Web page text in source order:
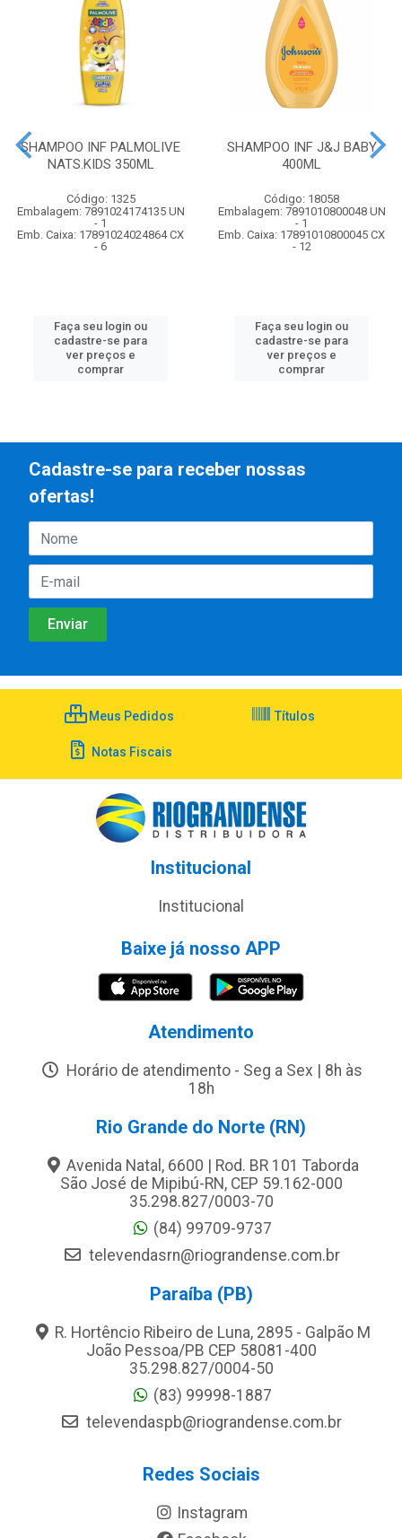
SHAMPOO INF PALMOLIVE
NATS.KIDS 350ML
Código: 1325
Embalagem: 7891024174135 UN
- 1
Emb. Caixa: 17891024024864 CX
- 6
Faça seu login ou
cadastre-se para
ver preços e
comprar
SHAMPOO INF J&J BABY
400ML
Código: 18058
Embalagem: 7891010800048 UN
- 1
Emb. Caixa: 17891010800045 CX
- 12
Faça seu login ou
cadastre-se para
ver preços e
comprar
Cadastre-se para receber nossas
ofertas!
Meus Pedidos Títulos
Notas Fiscais
Institucional
Institucional
Baixe já nosso APP
Atendimento
Horário de atendimento - Seg a Sex | 8h às
18h
Rio Grande do Norte (RN)
Avenida Natal, 6600 | Rod. BR 101 Taborda
São José de Mipibú-RN, CEP 59.162-000
35.298.827/0003-70
(84) 99709-9737
televendasrn@riograndense.com.br
Paraíba (PB)
R. Hortêncio Ribeiro de Luna, 2895 - Galpão M
João Pessoa/PB CEP 58081-400
35.298.827/0004-50
(83) 99998-1887
televendaspb@riograndense.com.br
Redes Sociais
Instagram